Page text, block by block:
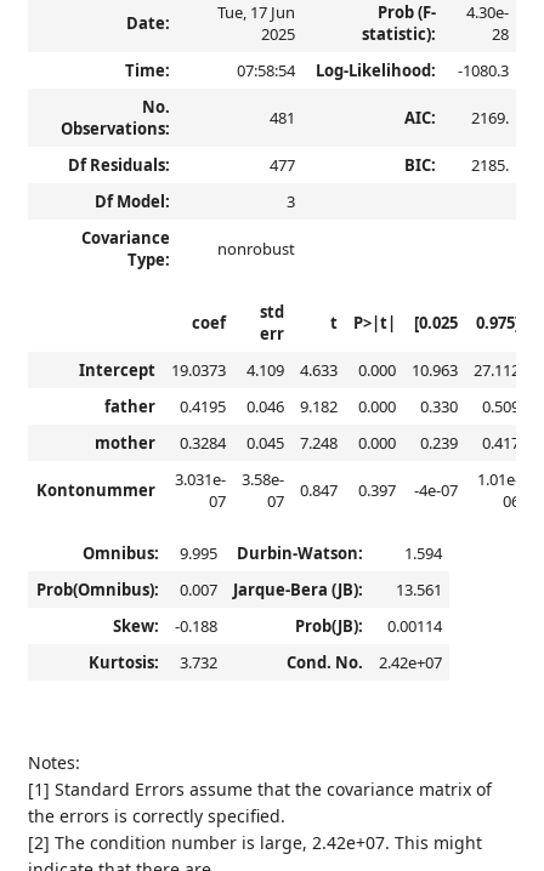
Date:
Tue, 17 Jun
2025
Prob (F-
statistic):
4.30e-
28
Time:
07:58:54 Log-Likelihood:
-1080.3
No.
Observations:
481 AIC: 2169.
Df Residuals: 477 BIC:
2185.
Df Model:
3
Covariance
Type:
nonrobust
coef
std
err
t P>|t| [0.025 0.975]
Intercept 19.0373 4.109 4.633 0.000 10.963
27.112
father
0.4195 0.046 9.182 0.000 0.330
0.509
mother
0.3284 0.045 7.248 0.000 0.239 0.417
Kontonummer
3.031e-
07
3.58e-
07
0.847 0.397 -4e-07
1.01e-
06
Omnibus: 9.995 Durbin-Watson:
1.594
Prob(Omnibus):
0.007 Jarque-Bera (JB):
13.561
Skew:
-0.188 Prob(JB):
0.00114
Kurtosis:
3.732 Cond. No. 2.42e+07
Notes:
[1] Standard Errors assume that the covariance matrix of
the errors is correctly specified.
[2] The condition number is large, 2.42e+07. This might